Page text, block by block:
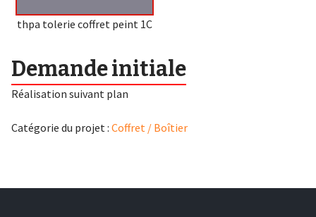
thpa tolerie coffret peint 1C
Demande initiale
Réalisation suivant plan
Catégorie du projet : Coffret / Boîtier